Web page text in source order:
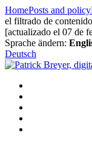
Skip
to
content
HomePosts and policy
el filtrado de
[actualizado el 07 de
Sprache ändern:
Deutsch